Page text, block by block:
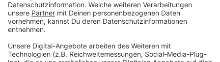
Spiel oder beim Basteln kommen die Kinder leicht ins
Gespräch und können erzählen, wie sie die Situation
aktuell erleben.